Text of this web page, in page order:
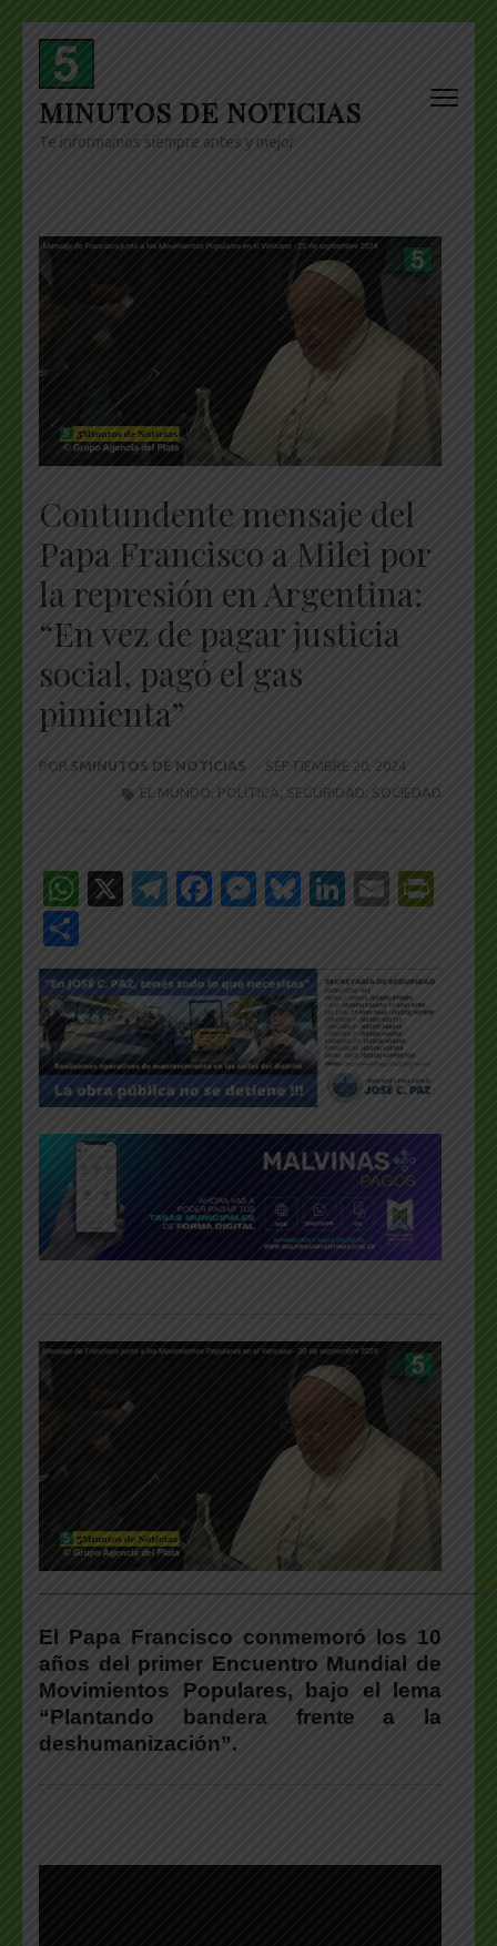
Skip
content
(Press
Enter)
MINUTOS DE NOTICIAS
Te informamos siempre antes y mejor
Contundente mensaje del
Papa Francisco a Milei por
la represión en Argentina:
“En vez de pagar justicia
social, pagó el gas
pimienta”
POR 5MINUTOS DE NOTICIAS
SEPTIEMBRE 20, 2024
EL MUNDO
POLÍTICA, SEGURIDAD, SOCIEDAD
WhatsApp
X Telegram
Facebook
Messenger
Bluesky
LinkedIn
Email
El Papa Francisco conmemoró los 10
años del primer Encuentro Mundial de
Movimientos Populares, bajo el lema
“Plantando bandera frente a la
deshumanización”.